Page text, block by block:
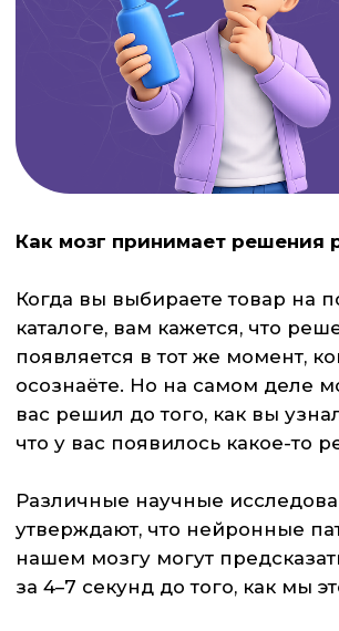
каталоге, вам кажется, что решение
появляется в тот же момент, когда вы его
осознаёте. Но на самом деле мозг уже всё за
вас решил до того, как вы узнали и осознали,
что у вас появилось какое-то решение.
Различные научные исследования
утверждают, что нейронные паттерны в
нашем мозгу могут предсказать наш выбор
за 4–7 секунд до того, как мы это осознаем.
Как это работает:
Например, при виде желаемого
товара или продукта наш мозг
заранее «готовит» кнопку «беру».
Сначала включаются области,
ассоциации, прошлый опыт и
привлекательность товара.
рациональное обоснование – «почему
первые секунды оценивает не
характеристики, а общее ощущение:
знакомый бренд, понятный образ и
доверие. Уже после этого мы начинаем